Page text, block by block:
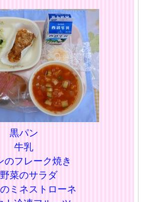
黒パン
牛乳
のフレーク焼き
菜のサラダ
ミネストローネ